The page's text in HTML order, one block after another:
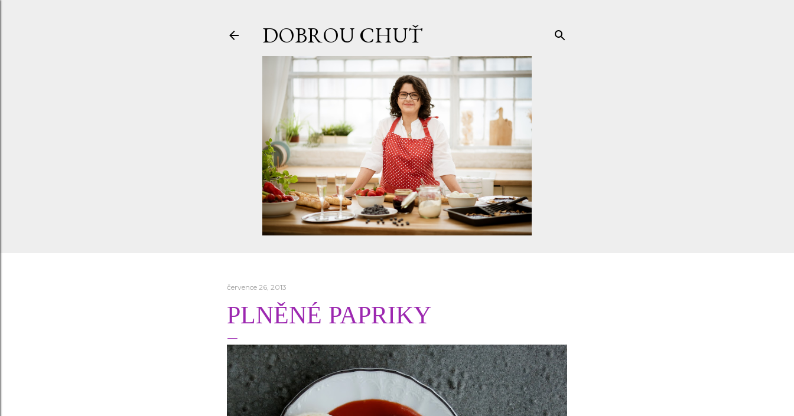
DOBROU CHUŤ
července 26, 2013
PLNĚNÉ PAPRIKY